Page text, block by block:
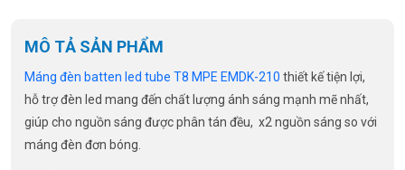
MÔ TẢ SẢN PHẨM
Máng đèn batten led tube T8 MPE EMDK-210 thiết kế tiện lợi,
hỗ trợ đèn led mang đến chất lượng ánh sáng mạnh mẽ nhất,
giúp cho nguồn sáng được phân tán đều, x2 nguồn sáng so với
máng đèn đơn bóng.